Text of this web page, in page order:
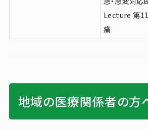
Lecture 第
痛
地域の医療関係者の方